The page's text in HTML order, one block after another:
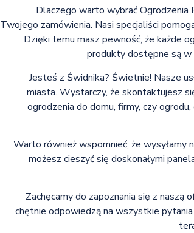
Dlaczego warto wybrać
Twojego zamówienia. Nasi specjaliści
Dzięki temu masz pewność, że każde
produkty dostępne są w
Jesteś z Świdnika? Świetnie! Nasze
miasta. Wystarczy, że skontaktujesz
ogrodzenia do domu, firmy, czy
Warto również wspomnieć, że wysyłamy
możesz cieszyć się doskonałymi
Zachęcamy do zapoznania się z
chętnie odpowiedzą na wszystkie